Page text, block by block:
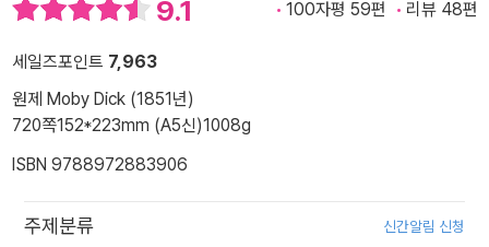
9.1 100자평 59편 리뷰 48편
세일즈포인트 7,963
원제 Moby Dick (1851년)
720쪽152*223mm (A5신)1008g
ISBN 9788972883906
주제분류 신간알림 신청